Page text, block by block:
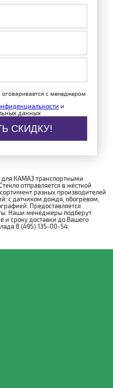
оговаривается с менеджером
и
данных
СКИДКУ!
для КАМАЗ транспортными
отправляется в жёсткой
разных производителей
с датчиком дождя, обогревом,
Предоставляется
Наши менеджеры подберут
и сроку доставки до Вашего
8 (495) 135-00-54.